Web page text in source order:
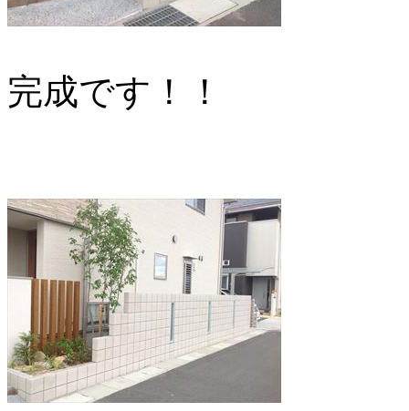
完成です！！